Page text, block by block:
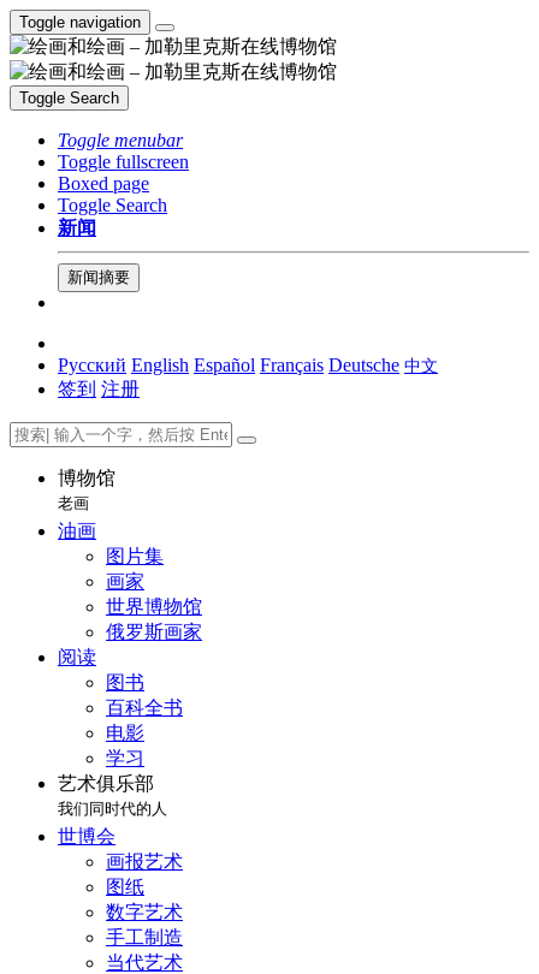
Toggle navigation
Toggle Search
Toggle menubar
Toggle fullscreen
Boxed page
Toggle Search
新闻
新闻摘要
Русский English Español Français Deutsche 中文
签到 注册
博物馆
老画
油画
图片集
画家
世界博物馆
俄罗斯画家
阅读
图书
百科全书
电影
学习
艺术俱乐部
我们同时代的人
世博会
画报艺术
图纸
数字艺术
手工制造
当代艺术